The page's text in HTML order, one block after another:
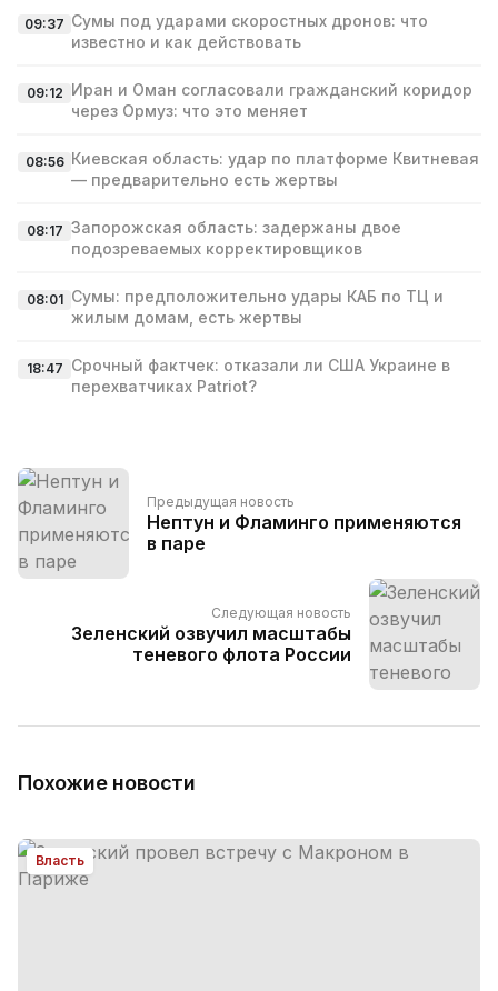
09:37 Сумы под ударами скоростных дронов: что
известно и как действовать
09:12 Иран и Оман согласовали гражданский коридор
через Ормуз: что это меняет
08:56 Киевская область: удар по платформе Квитневая
— предварительно есть жертвы
08:17 Запорожская область: задержаны двое
подозреваемых корректировщиков
08:01 Сумы: предположительно удары КАБ по ТЦ и
жилым домам, есть жертвы
18:47 Срочный фактчек: отказали ли США Украине в
перехватчиках Patriot?
Предыдущая новость
Нептун и Фламинго применяются
в паре
Следующая новость
Зеленский озвучил масштабы
теневого флота России
Похожие новости
Власть